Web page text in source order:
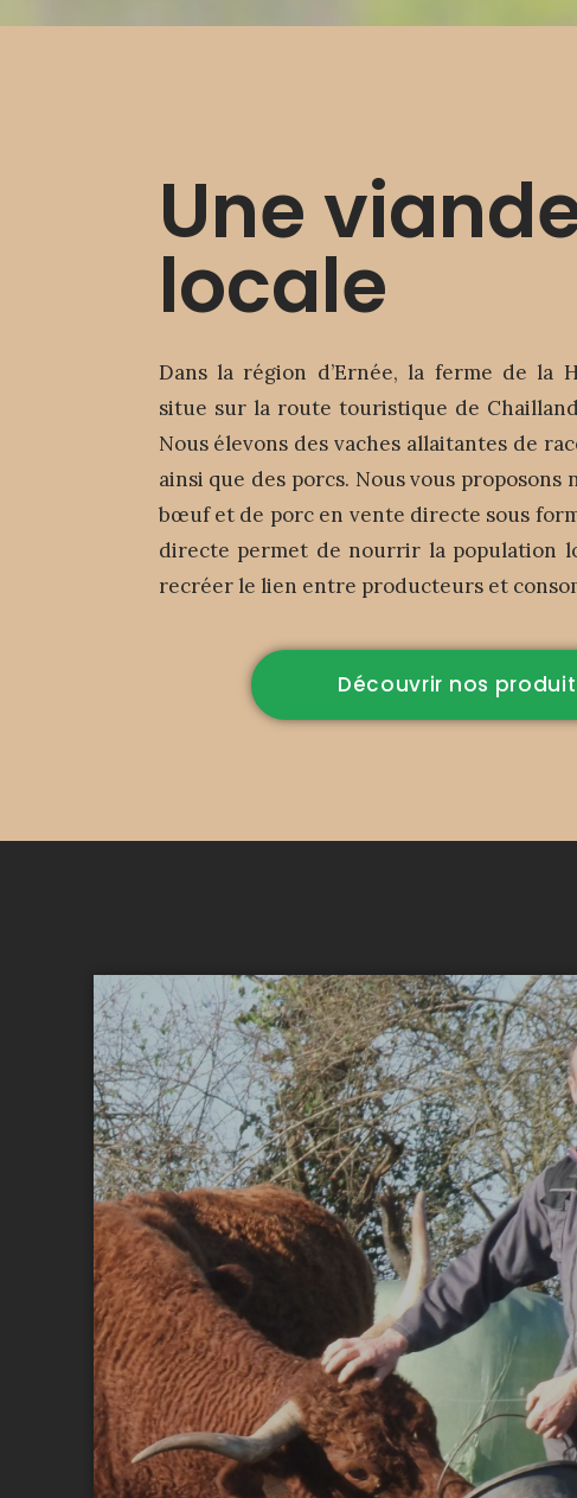
Une
locale
Dans la région d’Ernée, la ferme de la
situe sur la route touristique de
Nous élevons des vaches allaitantes de
ainsi que des porcs. Nous vous
bœuf et de porc en vente directe sous
directe permet de nourrir la population
recréer le lien entre producteurs et
Découvrir nos